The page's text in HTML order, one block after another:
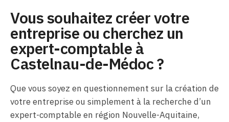
Vous souhaitez créer votre
entreprise ou cherchez un
expert-comptable à
Castelnau-de-Médoc ?
Que vous soyez en questionnement sur la création de
votre entreprise ou simplement à la recherche d’un
expert-comptable en région Nouvelle-Aquitaine,